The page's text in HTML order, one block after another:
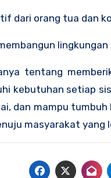
dari orang tua dan
tentang
kebutuhan setiap
dan mampu
masyarakat yang